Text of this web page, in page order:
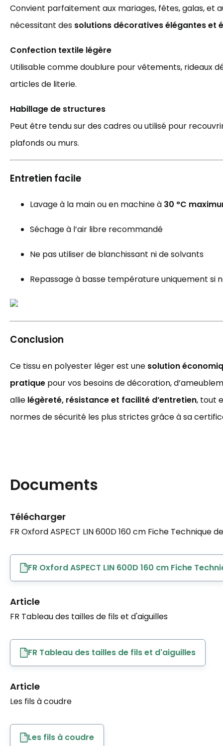
Convient parfaitement aux mariages, fêtes, galas, et
nécessitant des solutions décoratives élégantes et
Confection textile légère
Utilisable comme doublure pour vêtements, rideaux
articles de literie.
Habillage de structures
Peut être tendu sur des cadres ou utilisé pour
plafonds ou murs.
Entretien facile
Lavage à la main ou en machine à 30 °C
Séchage à l’air libre recommandé
Ne pas utiliser de blanchissant ni de solvants
Repassage à basse température uniquement si
Conclusion
Ce tissu en polyester léger est une solution
pratique pour vos besoins de décoration,
allie légèreté, résistance et facilité d’entretien, tout
normes de sécurité les plus strictes grâce à sa
Documents
Télécharger
FR Oxford ASPECT LIN 600D 160 cm Fiche Technique
FR Oxford ASPECT LIN 600D 160 cm Fiche
Article
FR Tableau des tailles de fils et d'aiguilles
FR Tableau des tailles de fils et d'aiguilles
Article
Les fils à coudre
Les fils à coudre